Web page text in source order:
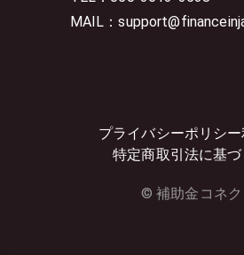
MAIL：
プライバシーポリシー
特定商取引法に基
© 補助金コネク